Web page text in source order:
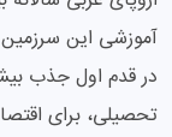
آموزشی این
در قدم اول جذب
تحصیلی، برای